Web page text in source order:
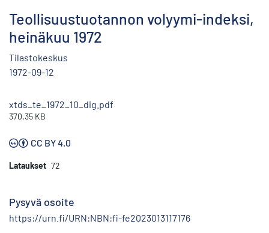
Teollisuustuotannon volyymi-indeksi,
heinäkuu 1972
Tilastokeskus
1972-09-12
xtds_te_1972_10_dig.pdf
370.35 KB
CC BY 4.0
Lataukset 72
Pysyvä osoite
https://urn.fi/URN:NBN:fi-fe2023013117176